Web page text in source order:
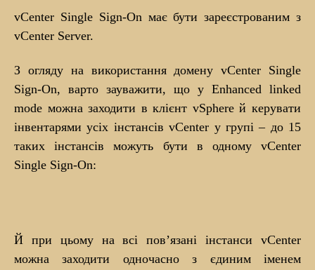
vCenter Single Sign-On має бути зареєстрованим з
vCenter Server.
З огляду на використання домену vCenter Single
Sign-On, варто зауважити, що у Enhanced linked
mode можна заходити в клієнт vSphere й керувати
інвентарями усіх інстансів vCenter у групі – до 15
таких інстансів можуть бути в одному vCenter
Single Sign-On:
Й при цьому на всі пов’язані інстанси vCenter
можна заходити одночасно з єдиним іменем